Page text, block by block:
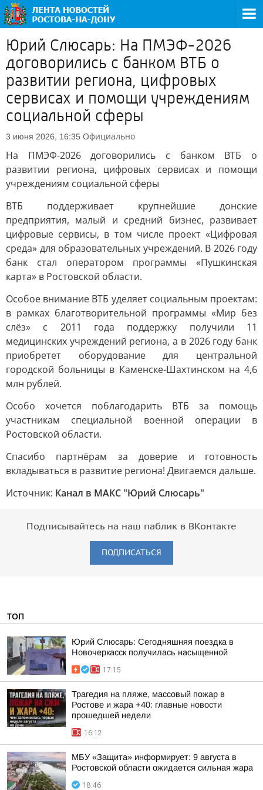
Юрий Слюсарь: На ПМЭФ-2026
договорились с банком ВТБ о
развитии региона, цифровых
сервисах и помощи учреждениям
социальной сферы
3 июня 2026, 16:35 Официально
На ПМЭФ-2026 договорились с банком ВТБ о
развитии региона, цифровых сервисах и помощи
учреждениям социальной сферы
ВТБ поддерживает крупнейшие донские
предприятия, малый и средний бизнес, развивает
цифровые сервисы, в том числе проект «Цифровая
среда» для образовательных учреждений. В 2026 году
банк стал оператором программы «Пушкинская
карта» в Ростовской области.
Особое внимание ВТБ уделяет социальным проектам:
в рамках благотворительной программы «Мир без
слёз» с 2011 года поддержку получили 11
медицинских учреждений региона, а в 2026 году банк
приобретет оборудование для центральной
городской больницы в Каменске-Шахтинском на 4,6
млн рублей.
Особо хочется поблагодарить ВТБ за помощь
участникам специальной военной операции в
Ростовской области.
Спасибо партнёрам за доверие и готовность
вкладываться в развитие региона! Двигаемся дальше.
Источник: Канал в МАКС "Юрий Слюсарь"
Подписывайтесь на наш паблик в ВКонтакте
ПОДПИСАТЬСЯ
ТОП
Юрий Слюсарь: Сегодняшняя поездка в
Новочеркасск получилась насыщенной
17:15
Трагедия на пляже, массовый пожар в
Ростове и жара +40: главные новости
прошедшей недели
16:12
МБУ «Защита» информирует: 9 августа в
Ростовской области ожидается сильная жара
18:46